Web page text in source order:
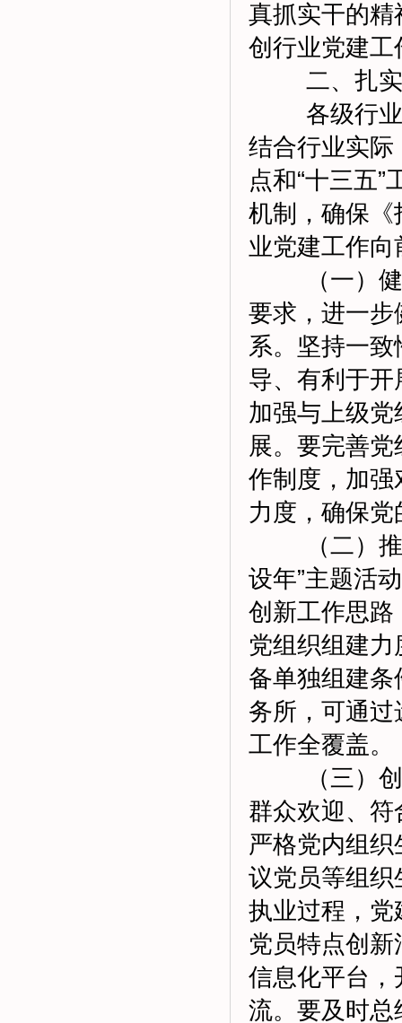
真抓实干的
创行业党建
二、扎实
各级行业党
结合行业实
点和“十三五
机制，确保
业党建工作
（一）健全
要求，进一
系。坚持一
导、有利于
加强与上级
展。要完善
作制度，加
力度，确保
（二）推进
设年”主题活
创新工作思
党组织组建
备单独组建
务所，可通
工作全覆盖。
（三）创新
群众欢迎、
严格党内组织
议党员等组织
执业过程，
党员特点创
信息化平台
流。要及时